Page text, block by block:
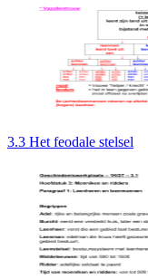
3.3 Het feodale stelsel